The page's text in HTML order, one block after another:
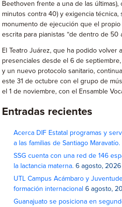
Beethoven frente a una de las últimas),
minutos contra 40) y exigencia técnica,
monumento de ejecución que el
escrita para pianistas “de dentro de 50
El Teatro Juárez, que ha podido volver
presenciales desde el 6 de
y un nuevo protocolo sanitario,
este 31 de octubre con el grupo de
el 1 de noviembre, con el Ensamble
Entradas recientes
Acerca DIF Estatal programas y
a las familias de Santiago Maravatío.
SSG cuenta con una red de 146
la lactancia materna. 6 agosto, 2026
UTL Campus Acámbaro y
formación internacional 6 agosto,
Guanajuato se posiciona en